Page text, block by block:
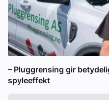
– Pluggrensing gir
spyleeffekt